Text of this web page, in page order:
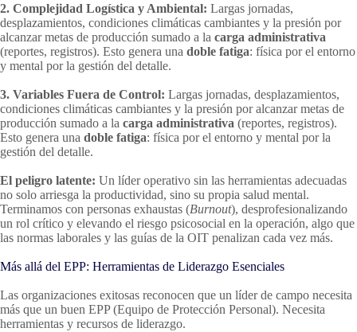
2. Complejidad Logística y Ambiental: Largas jornadas,
desplazamientos, condiciones climáticas cambiantes y la presión por
alcanzar metas de producción sumado a la carga administrativa
(reportes, registros). Esto genera una doble fatiga: física por el entorno
y mental por la gestión del detalle.
3. Variables Fuera de Control: Largas jornadas, desplazamientos,
condiciones climáticas cambiantes y la presión por alcanzar metas de
producción sumado a la carga administrativa (reportes, registros).
Esto genera una doble fatiga: física por el entorno y mental por la
gestión del detalle.
El peligro latente: Un líder operativo sin las herramientas adecuadas
no solo arriesga la productividad, sino su propia salud mental.
Terminamos con personas exhaustas (Burnout), desprofesionalizando
un rol crítico y elevando el riesgo psicosocial en la operación, algo que
las normas laborales y las guías de la OIT penalizan cada vez más.
Más allá del EPP: Herramientas de Liderazgo Esenciales
Las organizaciones exitosas reconocen que un líder de campo necesita
más que un buen EPP (Equipo de Protección Personal). Necesita
herramientas y recursos de liderazgo.